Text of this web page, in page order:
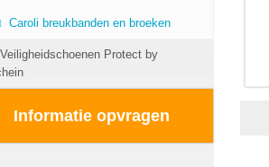
Caroli breukbanden en broeken
Veiligheidschoenen Protect by
Informatie opvragen